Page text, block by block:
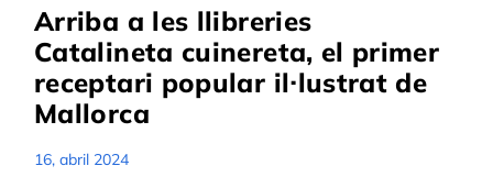
Arriba a les llibreries
Catalineta cuinereta, el primer
receptari popular il·lustrat de
Mallorca
16, abril 2024